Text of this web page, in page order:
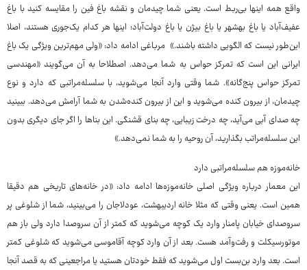
واقع همه اینها بی‌ربط است. یعنی شما چیدمان و نقشه باغ فین را مقایسه کنید با باغ
عفیف‌آباد یا باغ بهشهر یا باغ بیژن یا باغ دولت‌آباد؛ اینها هر کدام یک‌جوری هستند، اصلا
این‌طور نیست که الگویی داشته باشند.» مرباغی ادامه داد: «ولی مهم‌ترین ویژگی یک باغ
ایرانی این است که تمرکز حواس به شما می‌دهد. اصطلاحا به آن می‌گویند «مهندسی
تمرکز حواس پنج‌گانه». شما وقتی وارد آنجا می‌شوید، با سلسله‌مراتبی که دارد و نوع
چیدمان، از بیرون کنده می‌شوید و این از بیرون کنده‌شدن به شما آرامش می‌دهد. ببینید
چه صدای آبی می‌آید، چه درخت زیبایی، چه بنای قشنگی. این بناها را اگر جای دیگری بدون
این سلسله‌مراتب بگذارید، آن روحیه را به شما نمی‌دهد.»
خانه‌موزه هم سلسله‌مراتبی دارد
این معمار درباره ویژگی اصلی خانه‌موزه‌ها ادامه داد: «در خانه‌های تاریخی هم دقیقا
همین است. یعنی وقتی که مثلا خانه اردیبهشت، عودلاجان را می‌بینید، شما از شلوغی پر
سروصدای خیابان پامنار وارد یک کوچه می‌شوید که کمتر از آن سروصدا دارد ولی باز هم
موتورسیکلت و رفت‌وآمد هست. بعد از آن وارد کوچه آقاموسی می‌شوید که شلوغی کمتر
است. بعد وارد بن‌بست اول می‌شوید که فقط خودتان هستید یا مراجعینی که به قصد آنجا